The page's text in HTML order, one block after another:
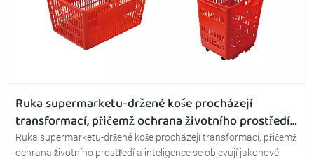
Ruka supermarketu-držené koše procházejí
transformací, přičemž ochrana životního prostředí
a inteligence se objevují jakonové trendy
Ruka supermarketu-držené koše procházejí transformací, přičemž
ochrana životního prostředí a inteligence se objevují jakonové